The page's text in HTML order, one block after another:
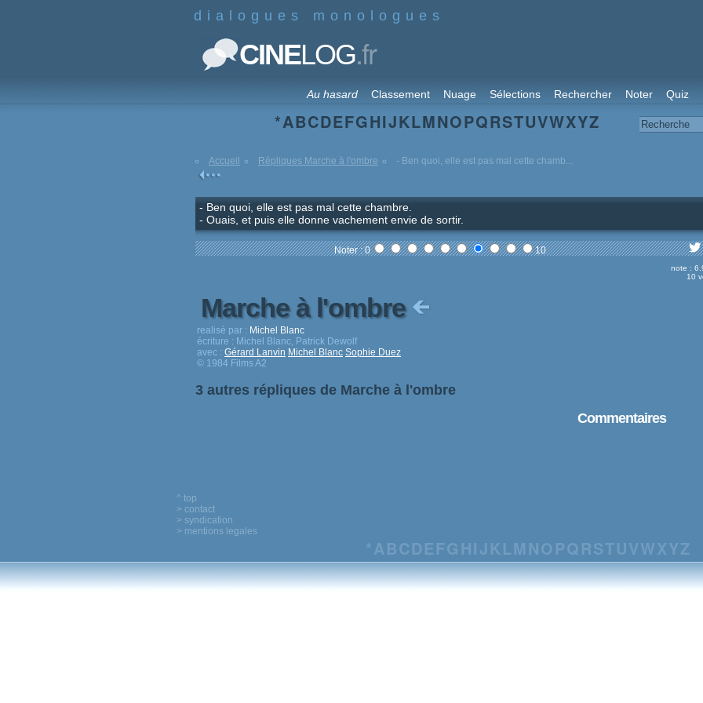
dialogues monologues
CINELOG.fr
Au hasard Classement Nuage Sélections Rechercher Noter Quiz
*ABCDEFGHIJKLMNOPQRSTUVWXYZ
Accueil Répliques Marche à l'ombre - Ben quoi, elle est pas mal cette chamb...
- Ben quoi, elle est pas mal cette chambre.
- Ouais, et puis elle donne vachement envie de sortir.
Noter : 0 10
note :
10
Marche à l'ombre
realisé par : Michel Blanc
écriture : Michel Blanc, Patrick Dewolf
avec : Gérard Lanvin Michel Blanc Sophie Duez
© 1984 Films A2
3 autres répliques de Marche à l'ombre
Commentaires
^ top
> contact
> syndication
> mentions legales
*ABCDEFG HIJ KLM NO PQRSTUVWXYZ